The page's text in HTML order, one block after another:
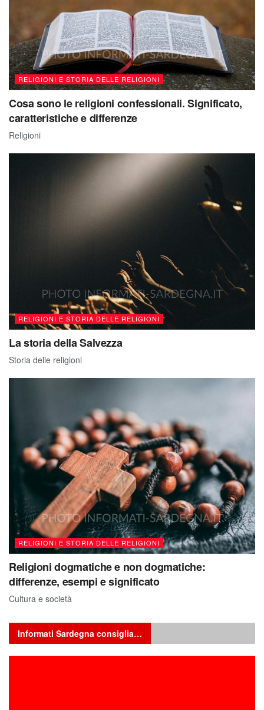
RELIGIONI E STORIA DELLE RELIGIONI
Cosa sono le religioni confessionali. Significato,
caratteristiche e differenze
Religioni
RELIGIONI E STORIA DELLE RELIGIONI
La storia della Salvezza
Storia delle religioni
RELIGIONI E STORIA DELLE RELIGIONI
Religioni dogmatiche e non dogmatiche:
differenze, esempi e significato
Cultura e società
Informati Sardegna consiglia…